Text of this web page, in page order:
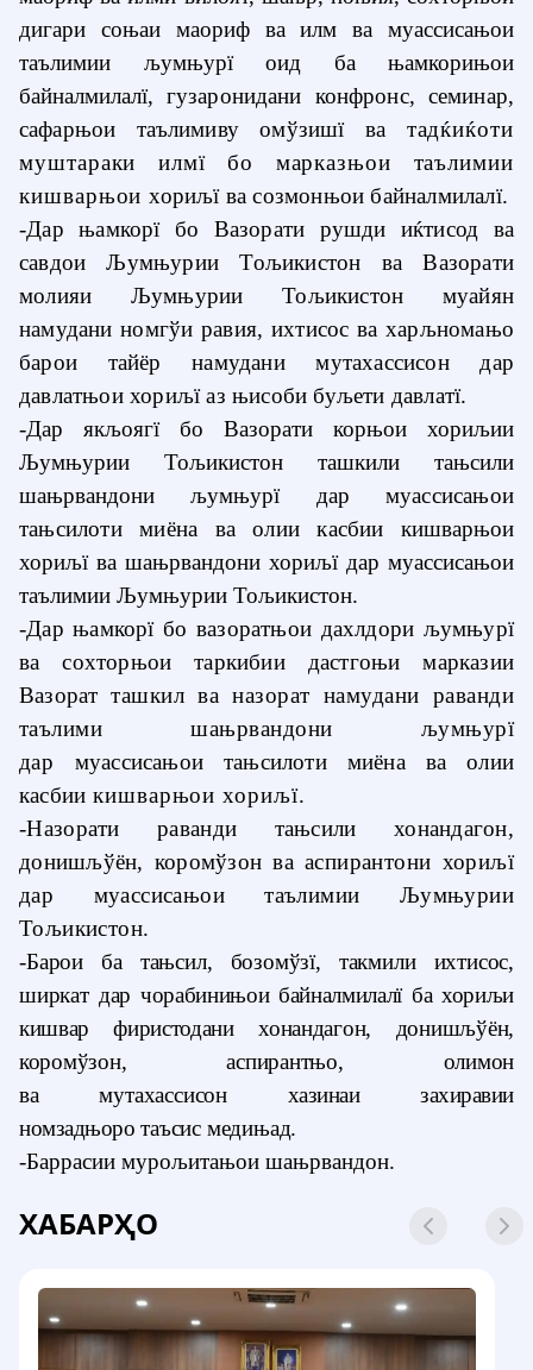
дигари соњаи маориф ва илм ва муассисањои
таълимии љумњурї оид ба њамкорињои
байналмилалї, гузаронидани конфронс, семинар,
сафарњои таълимиву омўзишї ва тадќиќоти
муштараки илмї бо марказњои таълимии
кишварњоихориљї ва созмонњои байналмилалї.
-Дар њамкорї бо Вазорати рушди иќтисод ва
савдои Љумњурии Тољикистон ва Вазорати
молияи Љумњурии Тољикистон муайян
намудани номгўи равия, ихтисос ва харљномањо
барои тайёр намудани мутахассисон дар
давлатњои хориљї аз њисоби буљети давлатї.
-Дар якљоягї бо Вазорати корњои хориљии
Љумњурии Тољикистон ташкили тањсили
шањрвандони љумњурї дар муассисањои
тањсилоти миёна ва олии касбии кишварњои
хориљї ва шањрвандони хориљї дар муассисањои
таълимии Љумњурии Тољикистон.
-Дар њамкорї бо вазоратњои дахлдори љумњурї
ва сохторњои таркибии дастгоњи марказии
Вазоратташкил ва назорат намудани раванди
таълими шањрвандони љумњурї
дар муассисањои тањсилоти миёна ва олии
касбии кишварњои хориљї.
-Назорати раванди тањсили хонандагон,
донишљўён, коромўзон ва аспирантони хориљї
дар муассисањои таълимии Љумњурии
Тољикистон.
-Барои ба тањсил, бозомўзї, такмили ихтисос,
ширкат дарчорабинињои байналмилалї ба хориљи
кишвар фиристодани
хонандагон, донишљўён,
коромўзон, аспирантњо, олимон
вамутахассисон хазинаи захиравии
номзадњоро таъсис медињад.
-Баррасии мурољитањои шањрвандон.
ХАБАРҲО